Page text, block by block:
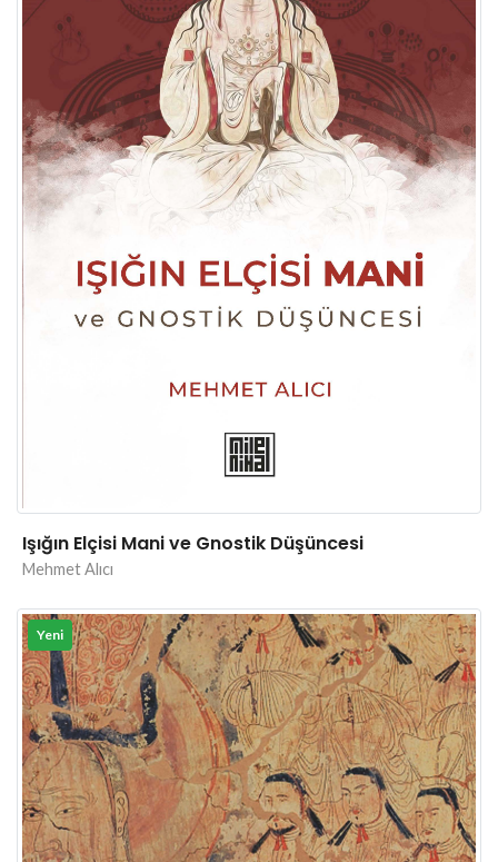
Işığın Elçisi Mani ve Gnostik Düşüncesi
Mehmet Alıcı
Yeni